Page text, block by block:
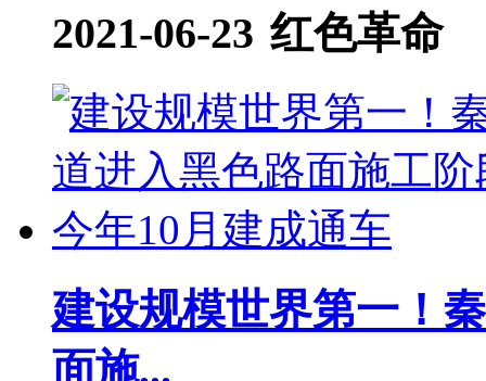
2021-06-23 红色革命
建设规模世界第一！
面施...